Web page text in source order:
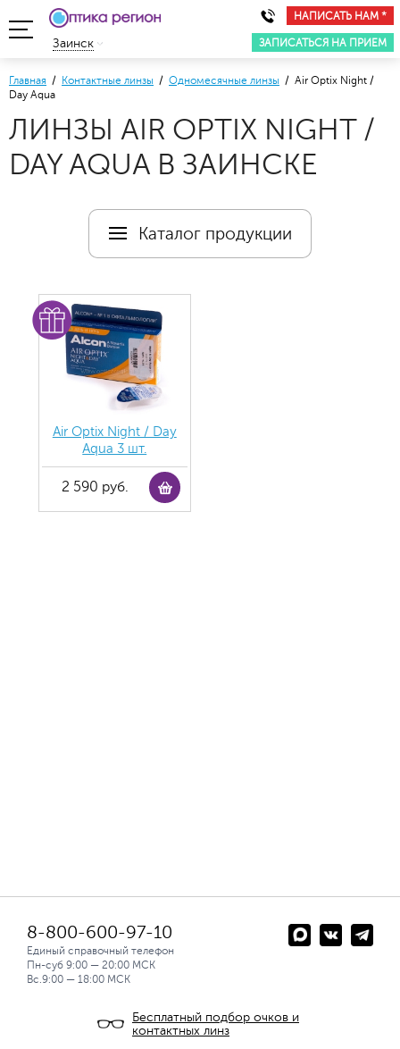
НАПИСАТЬ НАМ *
ЗАПИСАТЬСЯ НА ПРИЕМ
Заинск
Главная / Контактные линзы / Одномесячные линзы / Air Optix Night /
Day Aqua
ЛИНЗЫ AIR OPTIX NIGHT /
DAY AQUA В ЗАИНСКЕ
Каталог продукции
Air Optix Night / Day
Aqua 3 шт.
2 590 руб.
8-800-600-97-10
Единый справочный телефон
Пн-суб 9:00 — 20:00 МСК
Вс.9:00 — 18:00 МСК
Бесплатный подбор очков и
контактных линз